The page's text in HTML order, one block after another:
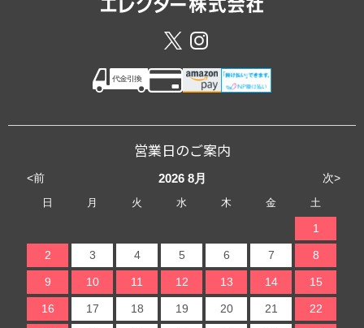
営業日のご案内
<前 次>
2026 8月
日 月 火 水 木 金 土
1
2 3 4 5 6 7 8
9 10 11 12 13 14 15
16 17 18 19 20 21 22